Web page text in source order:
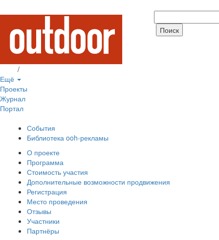
/
Ещё
Проекты
Журнал
Портал
События
Библиотека ooh-рекламы
О проекте
Программа
Стоимость участия
Дополнительные возможности продвижения
Регистрация
Место проведения
Отзывы
Участники
Партнёры